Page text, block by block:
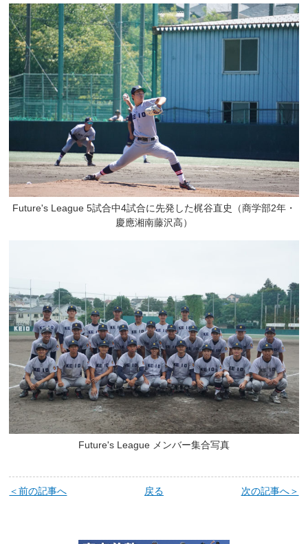
Future's League 5試合中4試合に先発した梶谷直史（商学部2年・
慶應湘南藤沢高）
Future's League メンバー集合写真
＜前の記事へ 戻る 次の記事へ＞